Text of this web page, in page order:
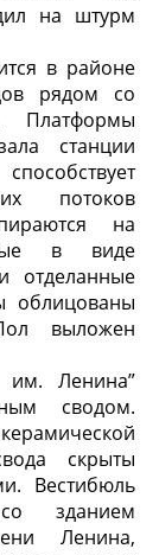
на штурм
в районе
рядом со
Платформы
станции
потоков
на
в виде
отделанные
облицованы
выложен
Ленина”
сводом.
скрыты
Вестибюль
зданием
Ленина,